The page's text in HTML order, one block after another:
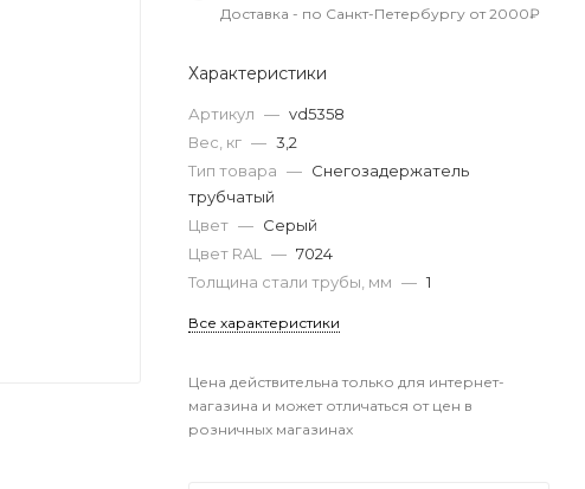
Доставка - по Санкт-Петербургу от 2000₽
Характеристики
Артикул — vd5358
Вес, кг — 3,2
Тип товара — Снегозадержатель
трубчатый
Цвет — Серый
Цвет RAL
— 7024
Толщина стали трубы, мм — 1
Все характеристики
Цена действительна только для интернет-
магазина и может отличаться от цен в
розничных магазинах